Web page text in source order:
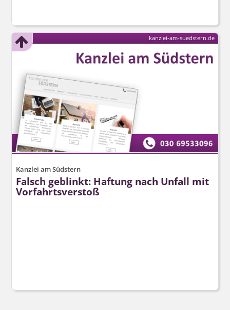
Kanzlei am Südstern
Falsch geblinkt: Haftung nach Unfall mit
Vorfahrtsverstoß
kanzlei-am-suedstern.de